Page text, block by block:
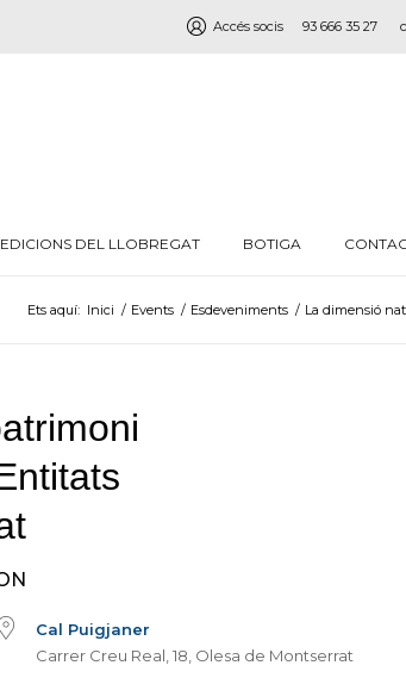
Accés socis 93 666 35 27
EDICIONS DEL LLOBREGAT BOTIGA
Ets aquí: Inici / Events / Esdeveniments / La dimensió
Cal Puigjaner
Carrer Creu Real, 18, Olesa de Montserrat